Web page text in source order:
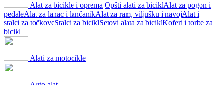
Alat za bicikle i oprema Opšti alati za biciklAlat za pogon i
pedaleAlat za lanac i lančanikAlat za ram, viljušku i navojAlat i
stalci za točkoveStalci za biciklSetovi alata za biciklKoferi i torbe za
bicikl
Alati za motocikle